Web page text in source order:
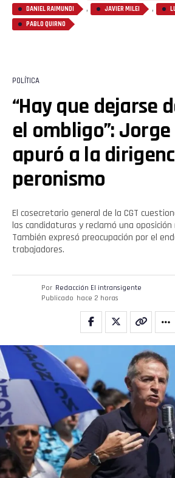
DANIEL RAIMUNDI , JAVIER MILEI ,
PABLO QUIRNO
POLÍTICA
“Hay que dejarse
el ombligo”:
apuró a la
peronismo
El cosecretario general de la CGT
las candidaturas y reclamó una
También expresó preocupación por el
trabajadores.
Por Redacción El intransigente
Publicado hace 2 horas